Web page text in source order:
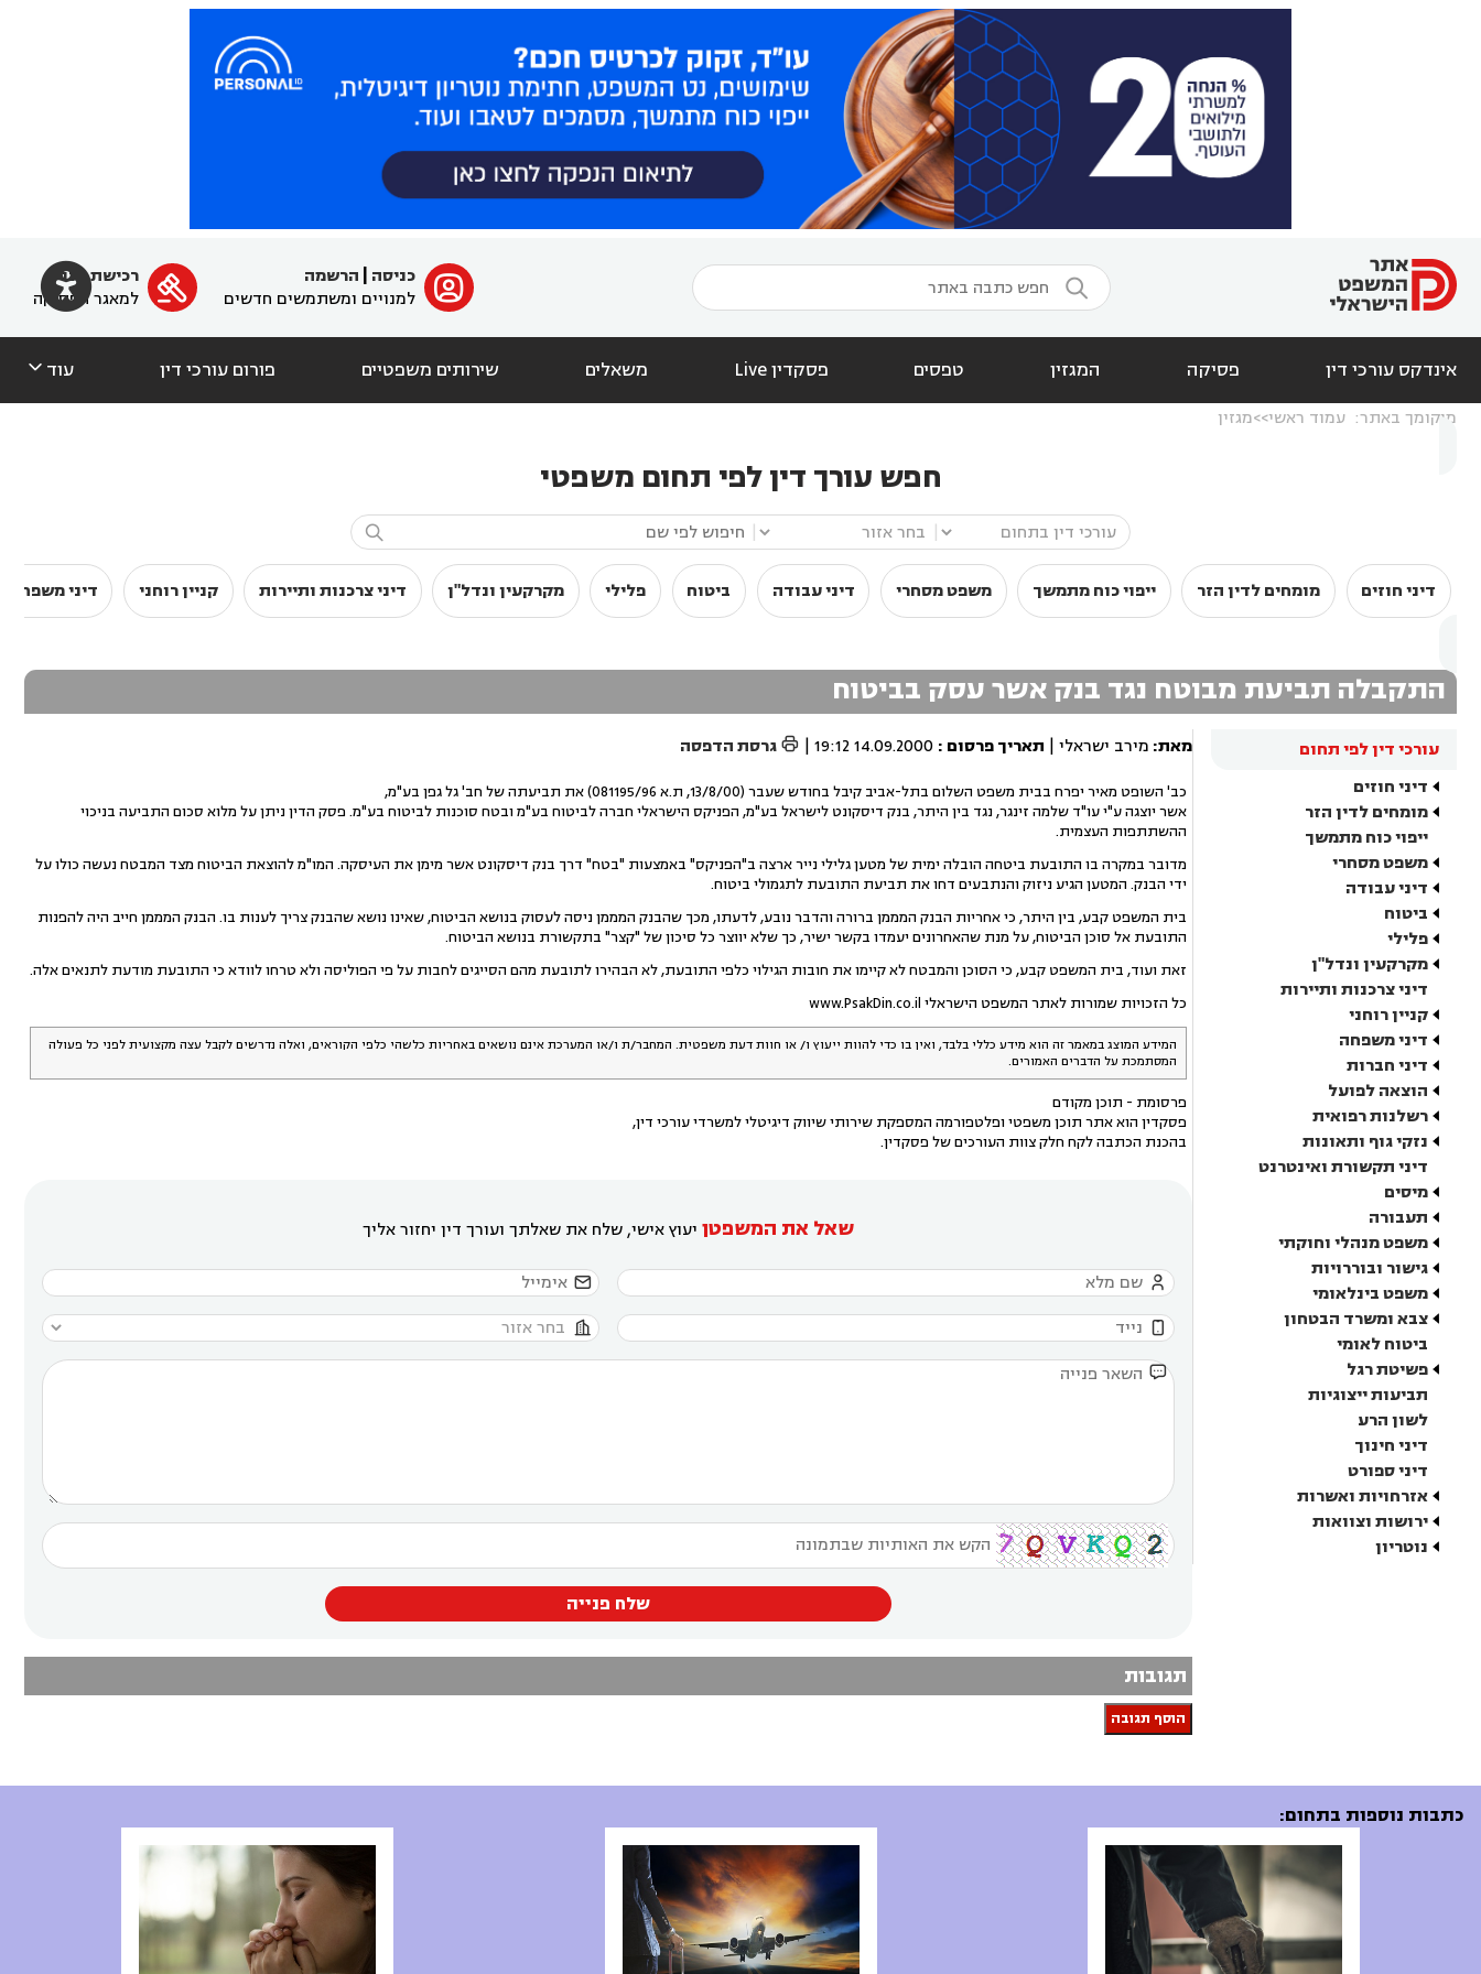
  ﱐ כניסה
הרשמה
למנויים ומשתמשים חדשים

רכישת מנוי
למאגר הפסיקה
אינדקס עורכי דין פסיקה המגזין טפסים פסקדין Live משאלים שירותים משפטיים פורום עורכי דין עוד 
מיקומך באתר: עמוד ראשי מגזין
חפש עורך דין לפי תחום משפטי

דיני חוזים מומחים לדין הזר ייפוי כוח מתמשך משפט מסחרי דיני עבודה ביטוח פלילי מקרקעין ונדל"ן דיני צרכנות ותיירות קניין רוחני דיני משפחה
התקבלה תביעת מבוטח נגד בנק אשר עסק בביטוח
עורכי דין לפי תחום
דיני חוזים
מומחים לדין הזר
ייפוי כוח מתמשך
משפט מסחרי
דיני עבודה
ביטוח
פלילי
מקרקעין ונדל"ן
דיני צרכנות ותיירות
קניין רוחני
דיני משפחה
דיני חברות
הוצאה לפועל
רשלנות רפואית
נזקי גוף ותאונות
דיני תקשורת ואינטרנט
מיסים
תעבורה
משפט מנהלי וחוקתי
גישור ובוררויות
משפט בינלאומי
צבא ומשרד הבטחון
ביטוח לאומי
פשיטת רגל
תביעות ייצוגיות
לשון הרע
דיני חינוך
דיני ספורט
אזרחויות ואשרות
ירושות וצוואות
נוטריון
מאת: מירב ישראלי | תאריך פרסום :
14.09.2000 19:12
|
 גרסת הדפסה
כב' השופט מאיר יפרח בבית משפט השלום בתל-אביב קיבל בחודש שעבר (13/8/00, ת.א 081195/96) את תביעתה של חב' גל גפן בע"מ,
אשר יוצגה ע"י עו"ד שלמה זינגר, נגד בין היתר, בנק דיסקונט לישראל בע"מ, הפניקס הישראלי חברה לביטוח בע"מ ובטח סוכנות לביטוח בע"מ. פסק הדין ניתן על מלוא סכום התביעה בניכוי
ההשתתפות העצמית.
מדובר במקרה בו התובעת ביטחה הובלה ימית של מטען גלילי נייר ארצה ב"הפניקס" באמצעות "בטח" דרך בנק דיסקונט אשר מימן את העיסקה. המו"מ להוצאת הביטוח מצד המבטח נעשה כולו על
ידי הבנק. המטען הגיע ניזוק והנתבעים דחו את תביעת התובעת לתגמולי ביטוח.
בית המשפט קבע, בין היתר, כי אחריות הבנק המממן ברורה והדבר נובע, לדעתו, מכך שהבנק המממן ניסה לעסוק בנושא הביטוח, שאינו נושא שהבנק צריך לענות בו. הבנק המממן חייב היה להפנות
התובעת אל סוכן הביטוח, על מנת שהאחרונים יעמדו בקשר ישיר, כך שלא יווצר כל סיכון של "קצר" בתקשורת בנושא הביטוח.
זאת ועוד, בית המשפט קבע, כי הסוכן והמבטח לא קיימו את חובות הגילוי כלפי התובעת, לא הבהירו לתובעת מהם הסייגים לחבות על פי הפוליסה ולא טרחו לוודא כי התובעת מודעת לתנאים אלה.
כל הזכויות שמורות לאתר המשפט הישראלי www.PsakDin.co.il
המידע המוצג במאמר זה הוא מידע כללי בלבד, ואין בו כדי להוות ייעוץ ו/ או חוות דעת משפטית. המחבר/ת ו/או המערכת אינם נושאים באחריות כלשהי כלפי הקוראים, ואלה נדרשים לקבל עצה מקצועית לפני כל פעולה
המסתמכת על הדברים האמורים.
פרסומת - תוכן מקודם
פסקדין הוא אתר תוכן משפטי ופלטפורמה המספקת שירותי שיווק דיגיטלי למשרדי עורכי דין,
בהכנת הכתבה לקח חלק צוות העורכים של פסקדין.
שאל את המשפטן יעוץ אישי, שלח את שאלתך ועורך דין יחזור אליך





שלח פנייה
תגובות
הוסף תגובה
כתבות נוספות בתחום: